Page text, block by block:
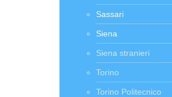
Sassari
Siena
Siena stranieri
Torino
Torino Politecnico